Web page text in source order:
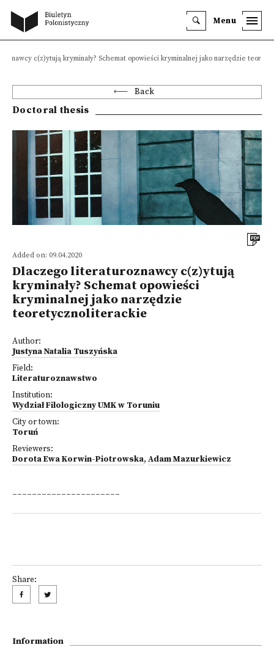
Menu
c(z)ytują kryminały? Schemat opowieści kryminalnej jako narzędzie
Back
Doctoral thesis
Added on: 09.04.2020
Dlaczego literaturoznawcy c(z)ytują
kryminały? Schemat opowieści
kryminalnej jako narzędzie
teoretycznoliterackie
Author:
Justyna Natalia Tuszyńska
Field:
Literaturoznawstwo
Institution:
Wydział Filologiczny UMK w Toruniu
City or town:
Toruń
Reviewers:
Dorota Ewa Korwin-Piotrowska, Adam Mazurkiewicz
______________________
Share:
Information